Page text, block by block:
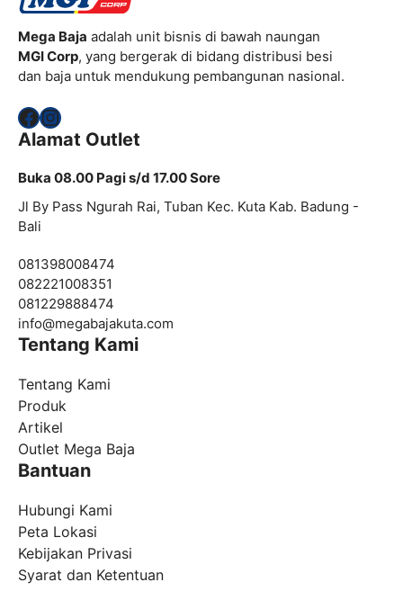
Mega Baja adalah unit bisnis di bawah naungan
MGI Corp, yang bergerak di bidang distribusi besi
dan baja untuk mendukung pembangunan nasional.
Facebook
Instagram
Alamat Outlet
Buka 08.00 Pagi s/d 17.00 Sore
Jl By Pass Ngurah Rai, Tuban Kec. Kuta Kab. Badung -
Bali
081398008474
082221008351
081229888474
info@megabajakuta.com
Tentang Kami
Tentang Kami
Produk
Artikel
Outlet Mega Baja
Bantuan
Hubungi Kami
Peta Lokasi
Kebijakan Privasi
Syarat dan Ketentuan